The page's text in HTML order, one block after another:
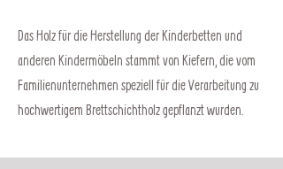
Das Holz für die Herstellung der Kinderbetten und
anderen Kindermöbeln stammt von Kiefern, die vom
Familienunternehmen speziell für die Verarbeitung zu
hochwertigem Brettschichtholz gepflanzt wurden.